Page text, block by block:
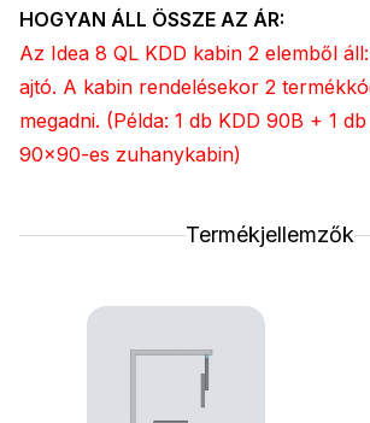
HOGYAN ÁLL ÖSSZE AZ ÁR:
Az Idea 8 QL KDD kabin 2 elemből
ajtó. A kabin rendelésekor 2
megadni. (Példa: 1 db KDD 90B + 1
90x90-es zuhanykabin)
Termékjellemzők